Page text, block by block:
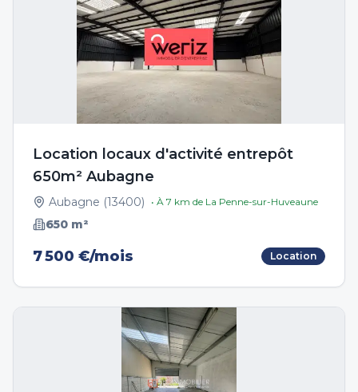
Location locaux d'activité entrepôt
650m² Aubagne
Aubagne (13400) • À 7 km de La Penne-sur-Huveaune
650 m²
7 500 €/mois Location